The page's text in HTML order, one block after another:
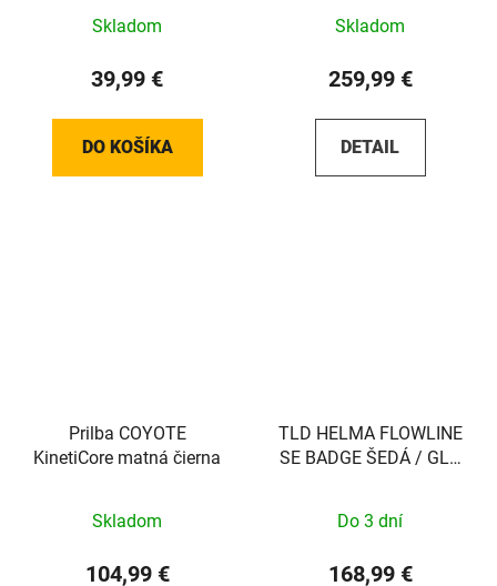
Skladom
39,99 €
DO KOŠÍKA
Skladom
259,99 €
DETAIL
Prilba COYOTE
KinetiCore matná čierna
Skladom
104,99 €
TLD HELMA FLOWLINE
SE BADGE ŠEDÁ / GLO
Do 3 dní
168,99 €